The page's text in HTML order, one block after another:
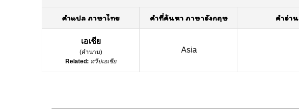
คำแปล ภาษาไทย คำที่ค้นหา ภาษาอังกฤษ คำอ่าน
เอเชีย
(คำนาม)
Related: ทวีปเอเชีย
Asia